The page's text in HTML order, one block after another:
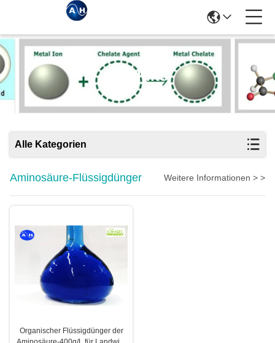
Produits
Alle Kategorien
Aminosäure-Flüssigdünger Weitere Informationen > >
Organischer Flüssigdünger der